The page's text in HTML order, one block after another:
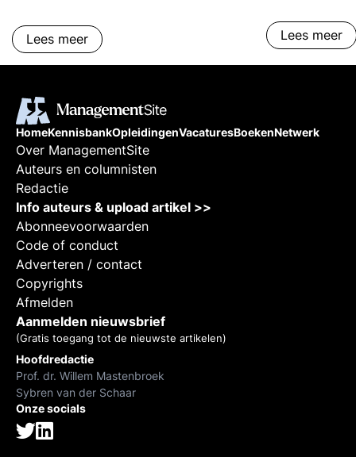
Lees meer Lees meer
HomeKennisbankOpleidingenVacaturesBoekenNetwerk
Over ManagementSite
Auteurs en columnisten
Redactie
Info auteurs & upload artikel >>
Abonneevoorwaarden
Code of conduct
Adverteren / contact
Copyrights
Afmelden
Aanmelden nieuwsbrief
(Gratis toegang tot de nieuwste artikelen)
Hoofdredactie
Prof. dr. Willem Mastenbroek
Sybren van der Schaar
Onze socials